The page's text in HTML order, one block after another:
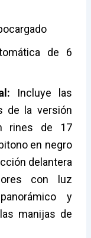
de 6
Incluye las
de la versión
rines de 17
en negro
delantera
con luz
y
manijas de